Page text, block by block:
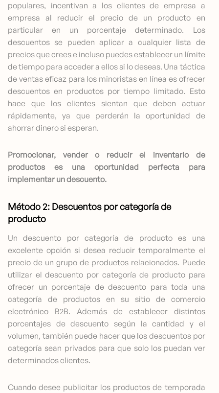
populares, incentivan a los clientes de empresa a
empresa al reducir el precio de un producto en
particular en un porcentaje determinado. Los
descuentos se pueden aplicar a cualquier lista de
precios que crees e incluso puedes establecer un límite
de tiempo para acceder a ellos si lo deseas. Una táctica
de ventas eficaz para los minoristas en línea es ofrecer
descuentos en productos por tiempo limitado. Esto
hace que los clientes sientan que deben actuar
rápidamente, ya que perderán la oportunidad de
ahorrar dinero si esperan.
Promocionar, vender o reducir el inventario de
productos es una oportunidad perfecta para
implementar un descuento.
Método 2: Descuentos por categoría de
producto
Un descuento por categoría de producto es una
excelente opción si desea reducir temporalmente el
precio de un grupo de productos relacionados. Puede
utilizar el descuento por categoría de producto para
ofrecer un porcentaje de descuento para toda una
categoría de productos en su sitio de comercio
electrónico B2B. Además de establecer distintos
porcentajes de descuento según la cantidad y el
volumen, también puede hacer que los descuentos por
categoría sean privados para que solo los puedan ver
determinados clientes.
Cuando desee publicitar los productos de temporada